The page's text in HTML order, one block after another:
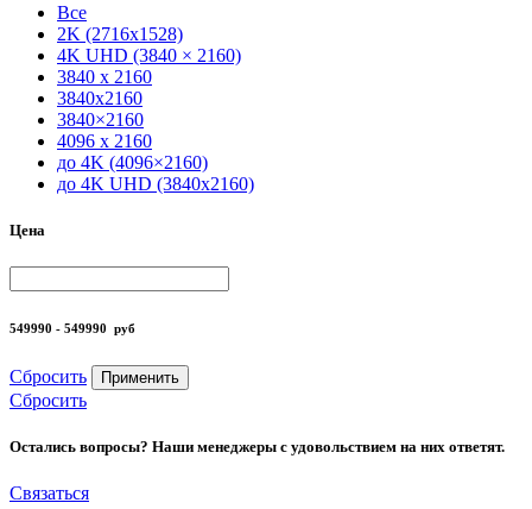
Все
2K (2716x1528)
4K UHD (3840 × 2160)
3840 x 2160
3840x2160
3840×2160
4096 x 2160
до 4K (4096×2160)
до 4K UHD (3840x2160)
Цена
549990 - 549990 руб
Сбросить Применить
Сбросить
Остались вопросы? Наши менеджеры с удовольствием на них ответят.
Связаться